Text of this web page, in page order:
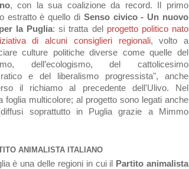
, con la sua coalizione da record. Il primo
estratto è quello di Senso civico - Un nuovo
la Puglia: si tratta del progetto politico nato
di alcuni consiglieri regionali, volto a
culture politiche diverse come quelle del
dell’ecologismo, del cattolicesimo
e del liberalismo progressista", anche
il richiamo al precedente dell'Ulivo. Nel
multicolore; al progetto sono legati anche
soprattutto in Puglia grazie a Mimmo
ANIMALISTA ITALIANO
è una delle regioni in cui il
Partito animalista